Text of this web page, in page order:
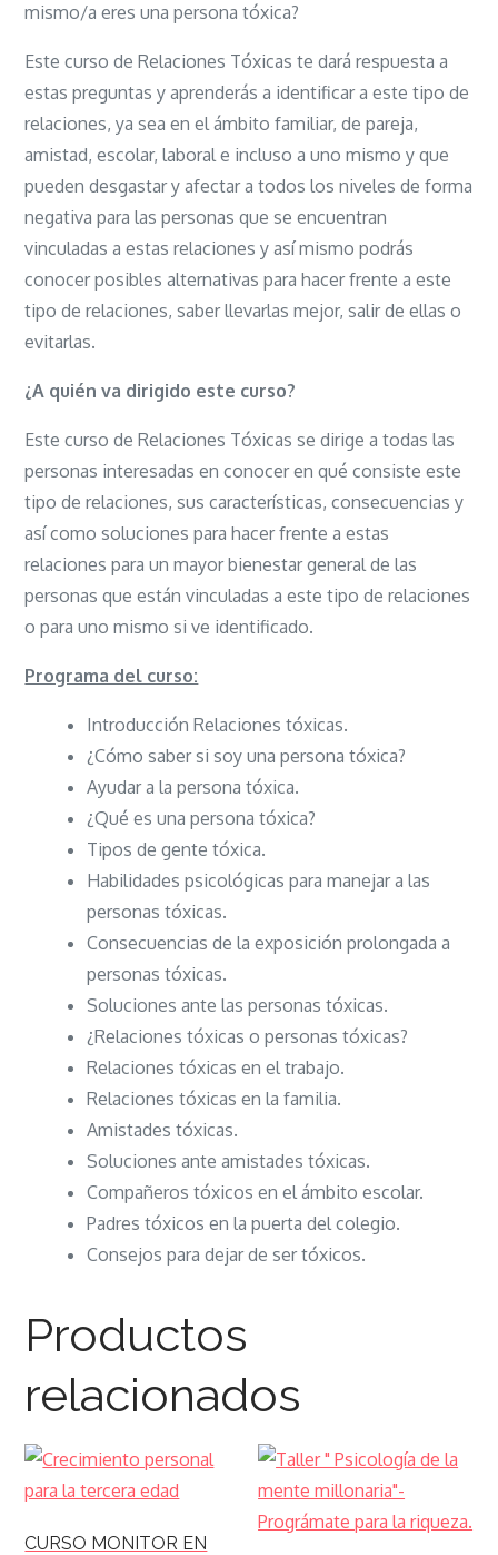
mismo/a eres una persona tóxica?
Este curso de Relaciones Tóxicas te dará respuesta a
estas preguntas y aprenderás a identificar a este tipo de
relaciones, ya sea en el ámbito familiar, de pareja,
amistad, escolar, laboral e incluso a uno mismo y que
pueden desgastar y afectar a todos los niveles de forma
negativa para las personas que se encuentran
vinculadas a estas relaciones y así mismo podrás
conocer posibles alternativas para hacer frente a este
tipo de relaciones, saber llevarlas mejor, salir de ellas o
evitarlas.
¿A quién va dirigido este curso?
Este curso de Relaciones Tóxicas se dirige a todas las
personas interesadas en conocer en qué consiste este
tipo de relaciones, sus características, consecuencias y
así como soluciones para hacer frente a estas
relaciones para un mayor bienestar general de las
personas que están vinculadas a este tipo de relaciones
o para uno mismo si ve identificado.
Programa del curso:
Introducción Relaciones tóxicas.
¿Cómo saber si soy una persona tóxica?
Ayudar a la persona tóxica.
¿Qué es una persona tóxica?
Tipos de gente tóxica.
Habilidades psicológicas para manejar a las
personas tóxicas.
Consecuencias de la exposición prolongada a
personas tóxicas.
Soluciones ante las personas tóxicas.
¿Relaciones tóxicas o personas tóxicas?
Relaciones tóxicas en el trabajo.
Relaciones tóxicas en la familia.
Amistades tóxicas.
Soluciones ante amistades tóxicas.
Compañeros tóxicos en el ámbito escolar.
Padres tóxicos en la puerta del colegio.
Consejos para dejar de ser tóxicos.
Productos
relacionados
CURSO MONITOR EN